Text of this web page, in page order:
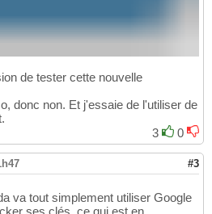
de tester cette nouvelle
donc non. Et j'essaie de l'utiliser de
3
0
#3
va tout simplement utiliser Google
ses clés, ce qui est en